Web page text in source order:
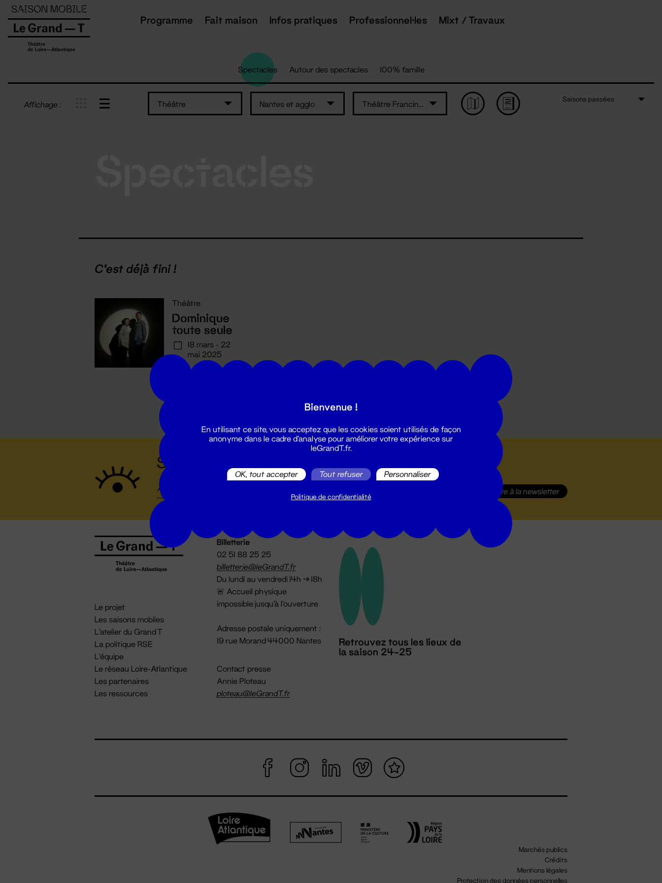
Programme Fait maison Infos pratiques Professionnel·les Mixt / Travaux
Spectacles Autour des spectacles 100% famille
Affichage : Théâtre Nantes et agglo Théâtre Francine Vasse
Saisons passées
C'est déjà fini !
Théâtre
Dominique
toute seule
18 mars - 22
mai 2025
Suivez toutes les actualités du Grand T :
S'inscrire à la newsletter
Le projet
Les saisons mobiles
L'atelier du Grand T
La politique RSE
L'équipe
Le réseau Loire-Atlantique
Les partenaires
Les ressources
Billetterie
02 51 88 25 25
billetterie@leGrandT.fr
Du lundi au vendredi 14h → 18h
🚨 Accueil physique
impossible jusqu'à l'ouverture
Adresse postale uniquement :
19 rue Morand 44000 Nantes
Contact presse
Annie Ploteau
ploteau@leGrandT.fr
Retrouvez tous les lieux de
la saison 24-25
Marchés publics
Crédits
Mentions légales
Protection des données personnelles
Panneau de gestion des cookies
Bienvenue !
En utilisant ce site, vous acceptez que les cookies soient utilisés de façon
anonyme dans le cadre d'analyse pour améliorer votre expérience sur
leGrandT.fr.
OK, tout accepter Tout refuser Personnaliser
Politique de confidentialité